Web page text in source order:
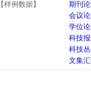
【样例数据】
期刊
会议
学位
科技
科技
文集